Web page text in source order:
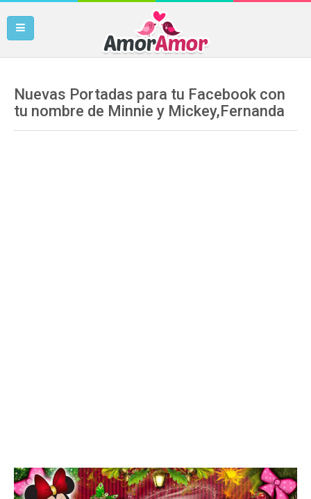
Nuevas Portadas para tu Facebook con
tu nombre de Minnie y Mickey,Fernanda